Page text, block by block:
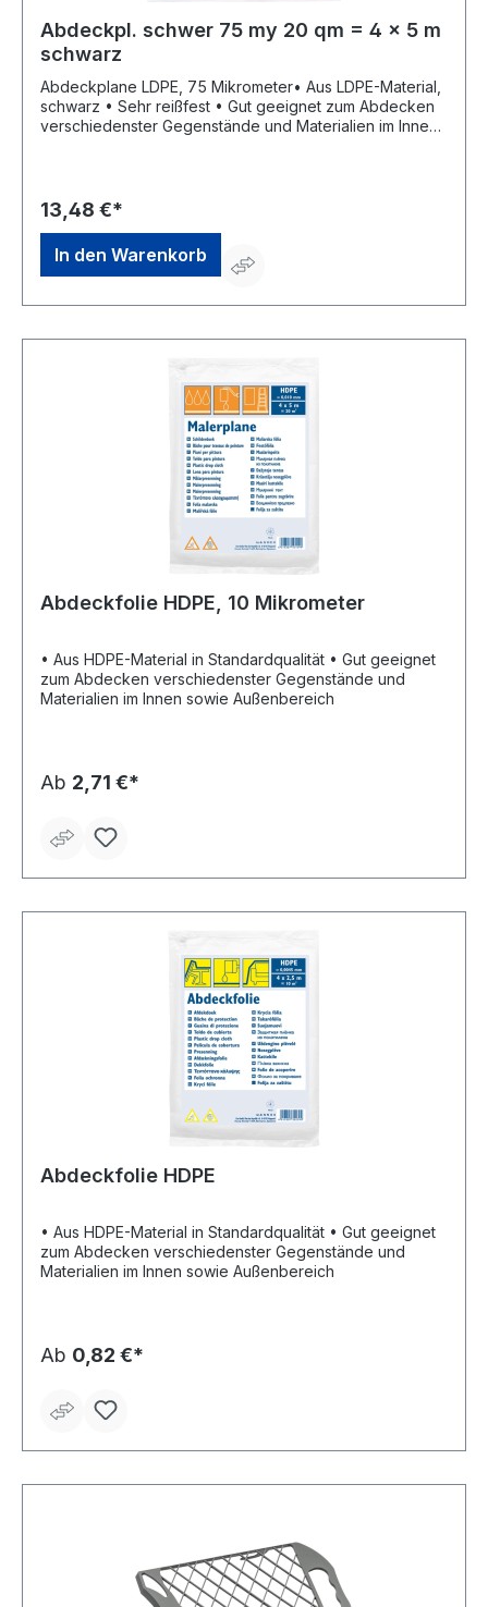
Abdeckpl. schwer 75 my 20 qm = 4 x 5 m
schwarz
Abdeckplane LDPE, 75 Mikrometer• Aus LDPE-Material,
schwarz • Sehr reißfest • Gut geeignet zum Abdecken
verschiedenster Gegenstände und Materialien im Innen
13,48 €*
In den Warenkorb
Abdeckfolie HDPE, 10 Mikrometer
• Aus HDPE-Material in Standardqualität • Gut geeignet
zum Abdecken verschiedenster Gegenstände und
Materialien im Innen sowie Außenbereich
Ab 2,71 €*
Abdeckfolie HDPE
• Aus HDPE-Material in Standardqualität • Gut geeignet
zum Abdecken verschiedenster Gegenstände und
Materialien im Innen sowie Außenbereich
Ab 0,82 €*